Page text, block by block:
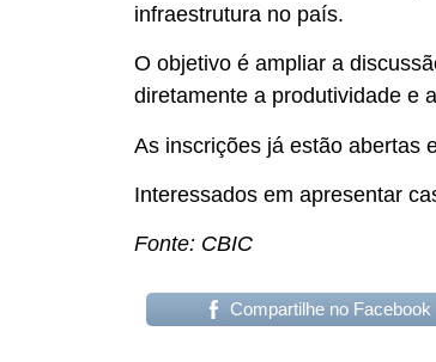
infraestrutura no país.
O objetivo é ampliar a
diretamente a produtividade e
As inscrições já estão abertas
Interessados em apresentar
Fonte: CBIC
Compartilhe no Facebook